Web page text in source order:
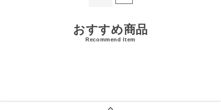
おすすめ商品
Recommend Item